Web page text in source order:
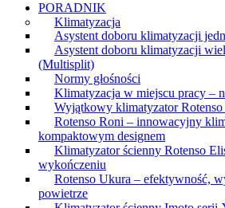
PORADNIK
Klimatyzacja
Asystent doboru klimatyzacji
Asystent doboru klimatyzacji
(Multisplit)
Normy głośności
Klimatyzacja w miejscu pracy –
Wyjątkowy klimatyzator
Rotenso Roni – innowacyjny
kompaktowym designem
Klimatyzator ścienny Rotenso
wykończeniu
Rotenso Ukura – efektywność,
powietrze